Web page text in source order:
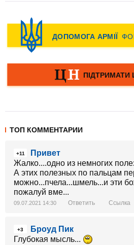
ТОП КОММЕНТАРИИ
+11
Привет
Жалко....одно из немногих
А этих полезных по пальцам
можно...пчела...шмель...и эти
пожалуй вме...
09.07.2021 14:30 Ответить Ссылка
+3
Броуд Пик
Глубокая мысль...